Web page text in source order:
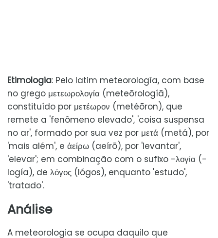
Etimologia: Pelo latim meteorologĭa, com base
no grego μετεωρολογία (meteōrologíā),
constituído por μετέωρον (metéōron), que
remete a 'fenômeno elevado', 'coisa suspensa
no ar', formado por sua vez por μετά (metá), por
'mais além', e ἀείρω (aeírō), por 'levantar',
'elevar'; em combinação com o sufixo -λογία (-
logía), de λόγος (lógos), enquanto 'estudo',
'tratado'.
Análise
A meteorologia se ocupa daquilo que